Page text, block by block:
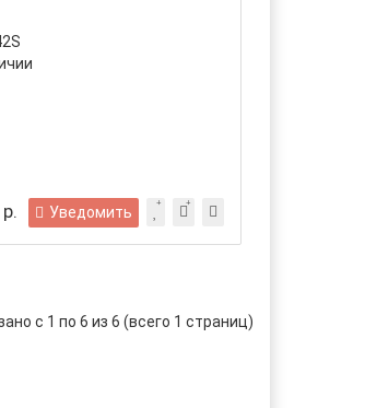
Уведомить
с 1 по 6 из 6 (всего 1 страниц)